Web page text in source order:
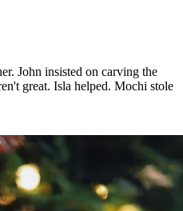
John insisted on carving the
great. Isla helped. Mochi stole